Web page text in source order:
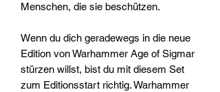
Menschen, die sie beschützen.
Wenn du dich geradewegs in die neue
Edition von Warhammer Age of Sigmar
stürzen willst, bist du mit diesem Set
zum Editionsstart richtig. Warhammer